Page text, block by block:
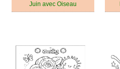
Juin avec Oiseau